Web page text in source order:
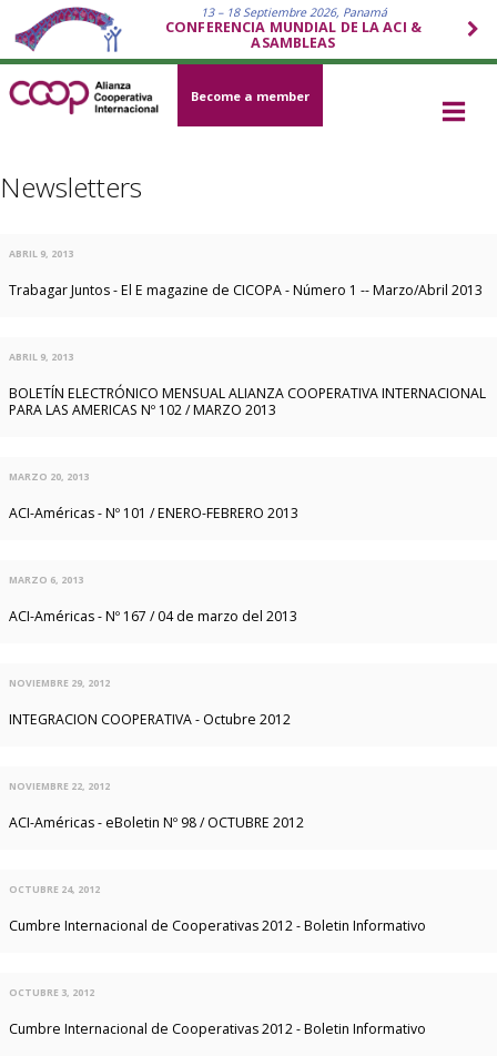
13 – 18 Septiembre 2026, Panamá
CONFERENCIA MUNDIAL DE LA ACI &
ASAMBLEAS
Become a member
Newsletters
ABRIL 9, 2013
Trabagar Juntos - El E magazine de CICOPA - Número 1 -- Marzo/Abril 2013
ABRIL 9, 2013
BOLETÍN ELECTRÓNICO MENSUAL ALIANZA COOPERATIVA INTERNACIONAL
PARA LAS AMERICAS Nº 102 / MARZO 2013
MARZO 20, 2013
ACI-Américas - Nº 101 / ENERO-FEBRERO 2013
MARZO 6, 2013
ACI-Américas - Nº 167 / 04 de marzo del 2013
NOVIEMBRE 29, 2012
INTEGRACION COOPERATIVA - Octubre 2012
NOVIEMBRE 22, 2012
ACI-Américas - eBoletin Nº 98 / OCTUBRE 2012
OCTUBRE 24, 2012
Cumbre Internacional de Cooperativas 2012 - Boletin Informativo
OCTUBRE 3, 2012
Cumbre Internacional de Cooperativas 2012 - Boletin Informativo